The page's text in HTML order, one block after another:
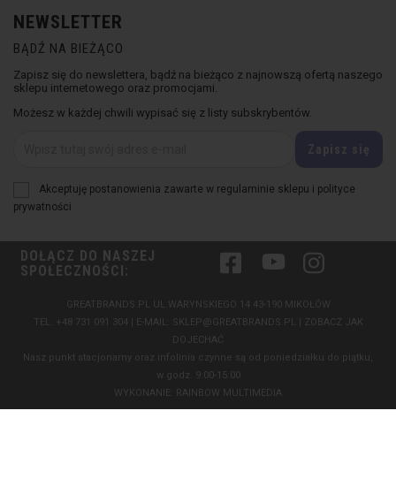
NEWSLETTER
BĄDŹ NA BIEŻĄCO
Zapisz się do newslettera, bądź na bieżąco z najnowszą ofertą naszego
sklepu internetowego oraz promocjami.
Możesz w każdej chwili wypisać się z listy subskrybentów.
Akceptuję postanowienia zawarte w regulaminie sklepu i polityce
prywatności
DOŁĄCZ DO NASZEJ
SPOŁECZNOŚCI:
FacebookYouTube
GREATBRANDS.PL UL.WARYNSKIEGO 14 43-190 MIKOŁÓW
TEL.
+48 731 091 304 | E-MAIL: SKLEP@GREATBRANDS.PL | ZOBACZ JAK
DOJECHAĆ
Nasz punkt stacjonarny oraz infolinia czynne są od poniedziałku do piątku,
w godz. 9:00-15:00
WYKONANIE: RAINBOW MULTIMEDIA